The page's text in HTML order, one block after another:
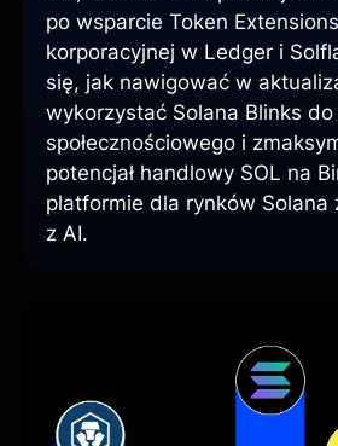
po wsparcie Token
korporacyjnej w Ledger i
się, jak nawigować w
wykorzystać Solana Blinks
społecznościowego i
potencjał handlowy SOL na
platformie dla rynków Solana
z AI.